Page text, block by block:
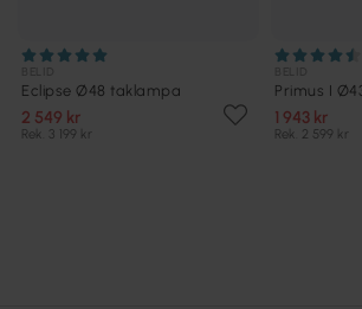
Eclipse Ø48 taklampa
2 549 kr
Rek. 3 199 kr
Primus I
1 943 kr
Rek. 2 599 kr